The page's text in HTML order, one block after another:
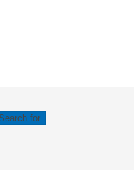
Search for